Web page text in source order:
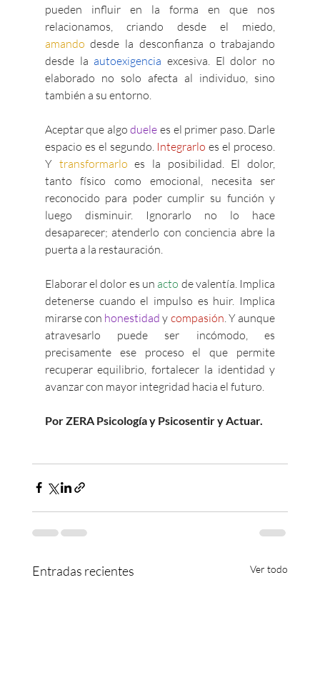
pueden influir en la forma en que nos
amando desde la desconfianza o trabajando
desde la autoexigencia excesiva. El dolor no
elaborado no solo afecta al individuo, sino
también a su entorno.
Aceptar que algo duele es el primer paso. Darle
espacio es el segundo. Integrarlo es el proceso.
Y transformarlo es la posibilidad. El dolor,
tanto físico como emocional, necesita ser
reconocido para poder cumplir su función y
luego disminuir. Ignorarlo no lo hace
desaparecer; atenderlo con conciencia abre la
puerta a la restauración.
Elaborar el dolor es un acto de valentía. Implica
detenerse cuando el impulso es huir. Implica
mirarse con honestidad y compasión . Y aunque
atravesarlo puede ser incómodo, es
precisamente ese proceso el que permite
recuperar equilibrio, fortalecer la identidad y
avanzar con mayor integridad hacia el futuro.
Por ZERA Psicología y Psicosentir y Actuar.
Entradas recientes Ver todo